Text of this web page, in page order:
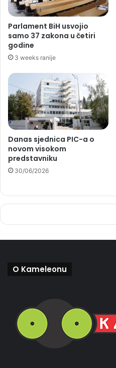
Parlament BiH usvojio
samo 37 zakona u četiri
godine
3 weeks ranije
Danas sjednica PIC-a o
novom visokom
predstavniku
30/06/2026
O Kameleonu